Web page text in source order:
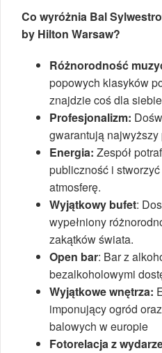
Co wyróżnia Bal
by Hilton Warsaw?
Różnorodność
popowych klasyków
znajdzie coś dla
Profesjonalizm:
gwarantują
Energia: Zespół
publiczność i
atmosferę.
Wyjątkowy bufet:
wypełniony
zakątków świata.
Open bar: Bar z
bezalkoholowymi
Wyjątkowe wnętrza:
imponujący ogród
balowych w europie
Fotorelacja z